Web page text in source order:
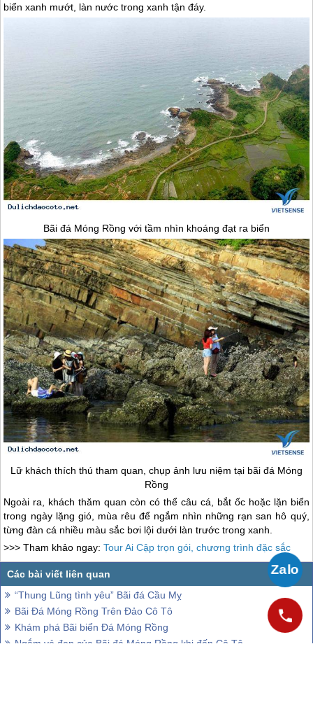
biển xanh mướt, làn nước trong xanh tận đáy.
Bãi đá Móng Rồng với tầm nhìn khoáng đạt ra biển
Lữ khách thích thú tham quan, chụp ảnh lưu niệm tại bãi đá Móng
Rồng
Ngoài ra, khách thăm quan còn có thể câu cá, bắt ốc hoặc lặn biển
trong ngày lặng gió, mùa rêu để ngắm nhìn những rạn san hô quý,
từng đàn cá nhiều màu sắc bơi lội dưới làn trước trong xanh.
>>> Tham khảo ngay:Tour Ai Cập trọn gói, chương trình đặc sắc
“Thung Lũng tình yêu” Bãi đá Cầu Mỵ
Bãi Đá Móng Rồng Trên Đảo Cô Tô
Khám phá Bãi biển Đá Móng Rồng
Ngắm vẻ đẹp của Bãi đá Móng Rồng khi đến Cô Tô